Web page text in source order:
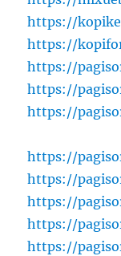
https://
https://
https://
https://
https://
https://
https://
https://
https://
https://